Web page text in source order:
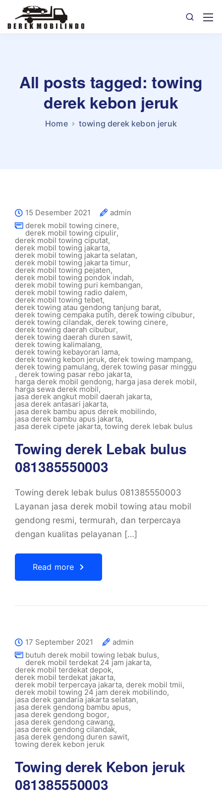
All posts tagged: towing
derek kebon jeruk
Home towing derek kebon jeruk
15 Desember 2021
admin
derek mobil towing cinere,
derek mobil towing cipulir,
derek mobil towing ciputat,
derek mobil towing jakarta,
derek mobil towing jakarta selatan,
derek mobil towing jakarta timur,
derek mobil towing pejaten,
derek mobil towing pondok indah,
derek mobil towing puri kembangan,
derek mobil towing radio dalem,
derek mobil towing tebet,
derek towing atau gendong tanjung barat,
derek towing cempaka putih, derek towing cibubur,
derek towing cilandak, derek towing cinere,
derek towing daerah cibubur,
derek towing daerah duren sawit,
derek towing kalimalang,
derek towing kebayoran lama,
derek towing kebon jeruk, derek towing mampang,
derek towing pamulang, derek towing pasar minggu
, derek towing pasar rebo jakarta,
harga derek mobil gendong, harga jasa derek mobil,
harga sewa derek mobil,
jasa derek angkut mobil daerah jakarta,
jasa derek antasari jakarta,
jasa derek bambu apus derek mobilindo,
jasa derek bambu apus jakarta,
jasa derek cipete jakarta, towing derek lebak bulus
Towing derek Lebak bulus
081385550003
Towing derek lebak bulus 081385550003
Layanan jasa derek mobil towing atau mobil
gendong resmi, termurah, dan terpercaya
dengan kualitas pelayanan […]
Read more
17 September 2021
admin
butuh derek mobil towing lebak bulus,
derek mobil terdekat 24 jam jakarta,
derek mobil terdekat depok,
derek mobil terdekat jakarta,
derek mobil terpercaya jakarta, derek mobil tmii,
derek mobil towing 24 jam derek mobilindo,
jasa derek gandaria jakarta selatan,
jasa derek gendong bambu apus,
jasa derek gendong bogor,
jasa derek gendong cawang,
jasa derek gendong cilandak,
jasa derek gendong duren sawit,
towing derek kebon jeruk
Towing derek Kebon jeruk
081385550003